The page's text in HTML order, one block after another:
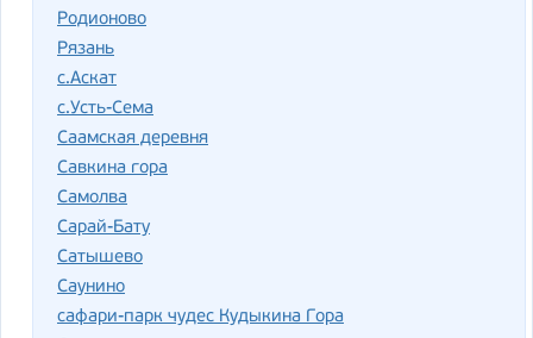
Родионово
Рязань
с.Аскат
с.Усть-Сема
Саамская деревня
Савкина гора
Самолва
Сарай-Бату
Сатышево
Саунино
сафари-парк чудес Кудыкина Гора